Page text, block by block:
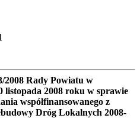
Rady Powiatu w
listopada 2008 roku w sprawie
współfinansowanego z
Dróg Lokalnych 2008-